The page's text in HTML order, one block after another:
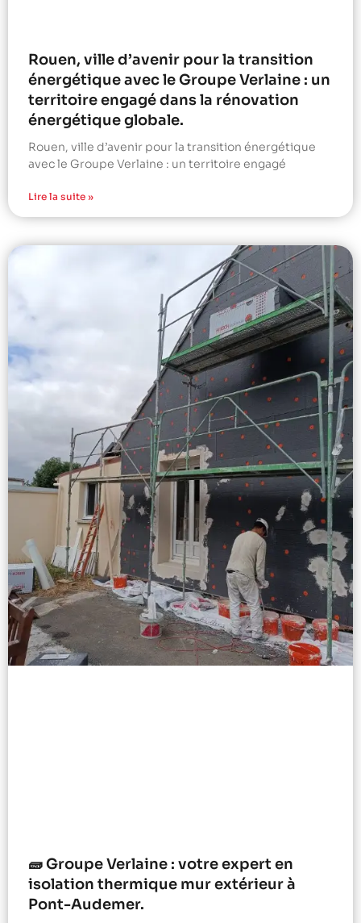
Rouen, ville d’avenir pour la transition
énergétique avec le Groupe Verlaine : un
territoire engagé dans la rénovation
énergétique globale.
Rouen, ville d’avenir pour la transition énergétique
avec le Groupe Verlaine : un territoire engagé
Lire la suite »
🧱 Groupe Verlaine : votre expert en
isolation thermique mur extérieur à
Pont-Audemer.